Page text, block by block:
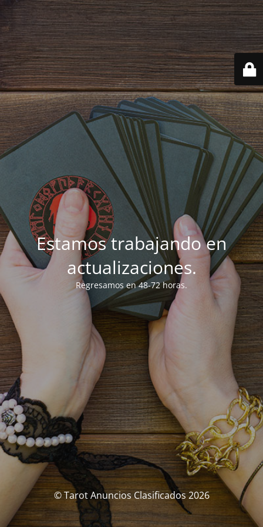
Estamos trabajando en
actualizaciones.
Regresamos en 48-72 horas.
© Tarot Anuncios Clasificados 2026